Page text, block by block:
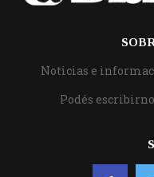
Noticias e
Podés